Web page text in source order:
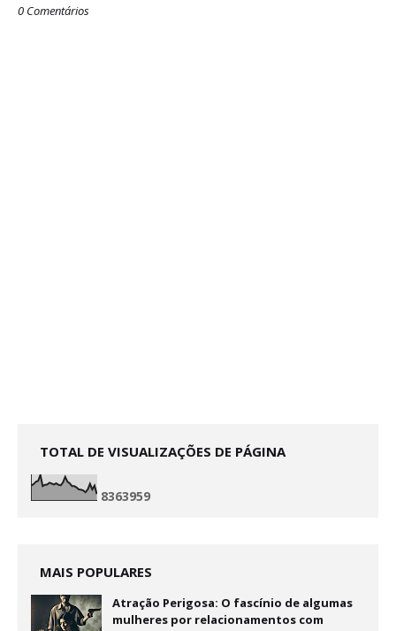
0 Comentários
TOTAL DE VISUALIZAÇÕES DE PÁGINA
8363959
MAIS POPULARES
Atração Perigosa: O fascínio de algumas
mulheres por relacionamentos com